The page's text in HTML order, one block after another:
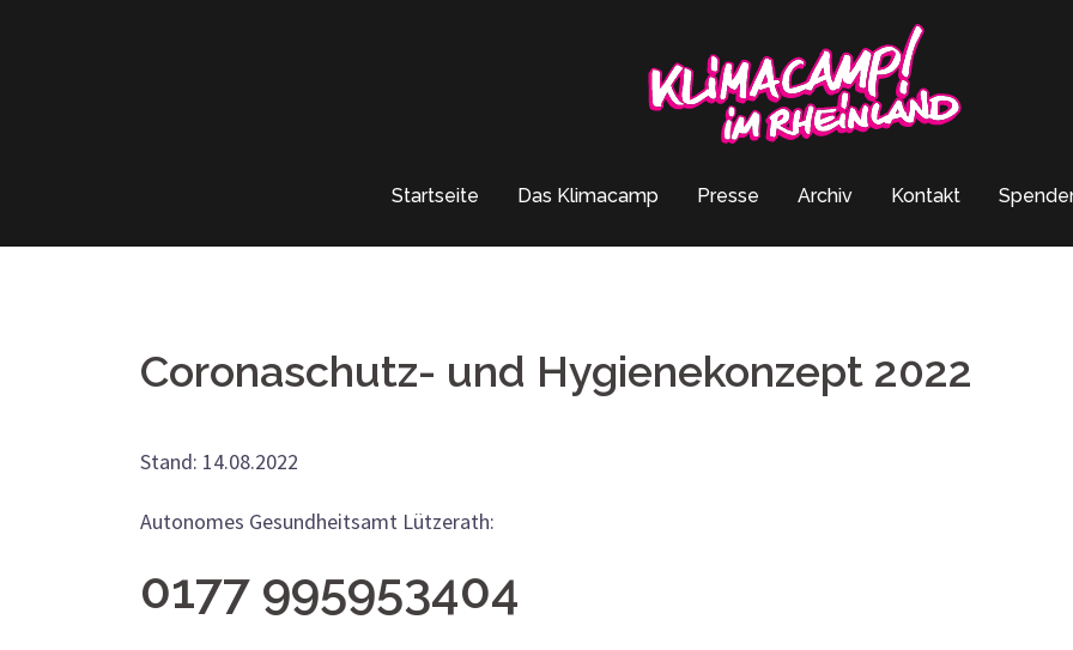
Startseite Das Klimacamp Presse Archiv Kontakt
Coronaschutz- und Hygienekonzept 2022
Stand: 14.08.2022
Autonomes Gesundheitsamt Lützerath:
0177 995953404